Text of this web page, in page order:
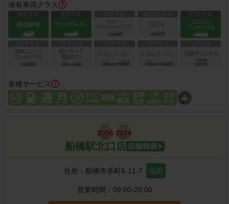
保有車両クラス
各種サービス
船橋駅北口店
住所： 船橋市本町6-11-7 地図
営業時間： 09:00-20:00